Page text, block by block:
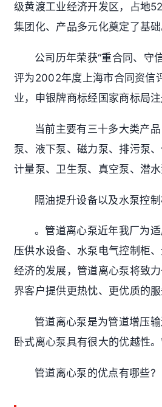
级黄渡工业经济开发区，占地
集团化、产品多元化奠定了基础
公司历年荣获“重合同、守
评为2002年度上海市合同资信
业，申银牌商标经国家商标局注
当前主要有三十多大类产
泵、液下泵、磁力泵、排污泵
计量泵、卫生泵、真空泵、潜
隔油提升设备以及水泵控
。管道离心泵近年我厂为
压供水设备、水泵电气控制柜
经济的发展，管道离心泵将致
界客户提供更热忱、更优质的服
管道离心泵是为管道增压
卧式离心泵具有很大的优越性
管道离心泵的优点有哪些?